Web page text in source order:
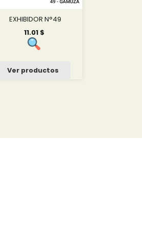
EXHIBIDOR N°49
11.01 $
Ver productos